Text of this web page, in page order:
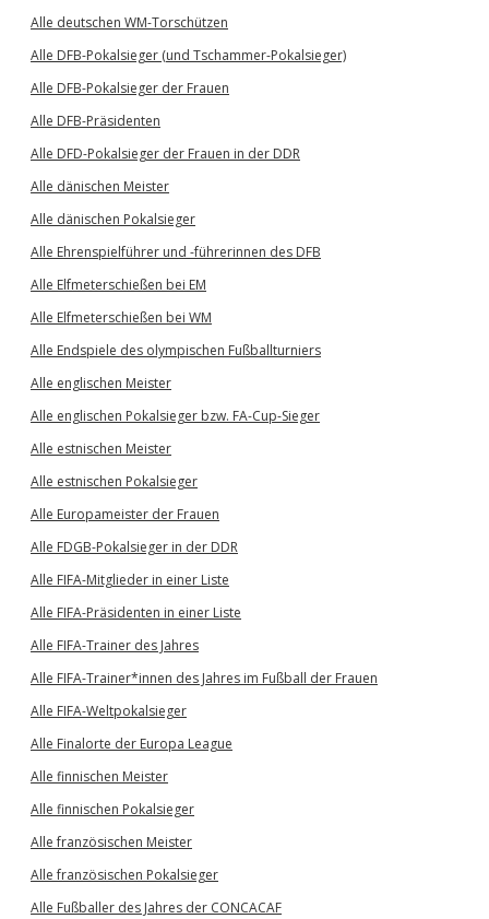
Alle deutschen WM-Torschützen
Alle DFB-Pokalsieger (und Tschammer-Pokalsieger)
Alle DFB-Pokalsieger der Frauen
Alle DFB-Präsidenten
Alle DFD-Pokalsieger der Frauen in der DDR
Alle dänischen Meister
Alle dänischen Pokalsieger
Alle Ehrenspielführer und -führerinnen des DFB
Alle Elfmeterschießen bei EM
Alle Elfmeterschießen bei WM
Alle Endspiele des olympischen Fußballturniers
Alle englischen Meister
Alle englischen Pokalsieger bzw. FA-Cup-Sieger
Alle estnischen Meister
Alle estnischen Pokalsieger
Alle Europameister der Frauen
Alle FDGB-Pokalsieger in der DDR
Alle FIFA-Mitglieder in einer Liste
Alle FIFA-Präsidenten in einer Liste
Alle FIFA-Trainer des Jahres
Alle FIFA-Trainer*innen des Jahres im Fußball der Frauen
Alle FIFA-Weltpokalsieger
Alle Finalorte der Europa League
Alle finnischen Meister
Alle finnischen Pokalsieger
Alle französischen Meister
Alle französischen Pokalsieger
Alle Fußballer des Jahres der CONCACAF